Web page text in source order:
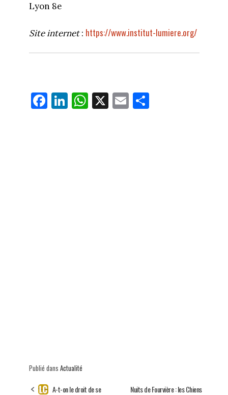
Lyon 8e
Site internet: https://www.institut-lumiere.org/
Fa
ce
Li
nk
W
ha
X E
m
Pa
Publié dans Actualité
A-t-on le droit de se
Nuits de Fourvière : les Chiens